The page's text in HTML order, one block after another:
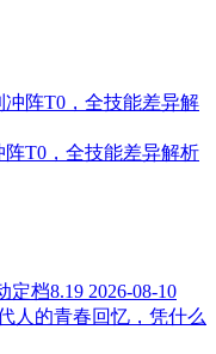
T0，全技能差异解析
定档8.19 2026-08-10
人的青春回忆，凭什么